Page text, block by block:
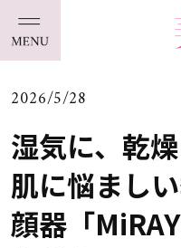
2026/5/28
湿気に、乾
肌に悩まし
顔器「